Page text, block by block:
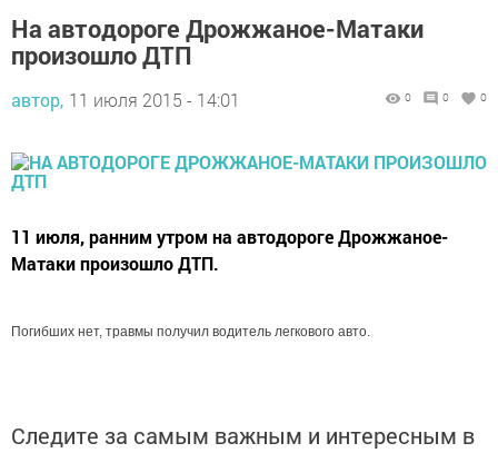
На автодороге Дрожжаное-Матаки
произошло ДТП
автор, 11 июля 2015 - 14:01 0 0 0
11 июля, ранним утром на автодороге Дрожжаное-
Матаки произошло ДТП.
Погибших нет, травмы получил водитель легкового авто.
Следите за самым важным и интересным в